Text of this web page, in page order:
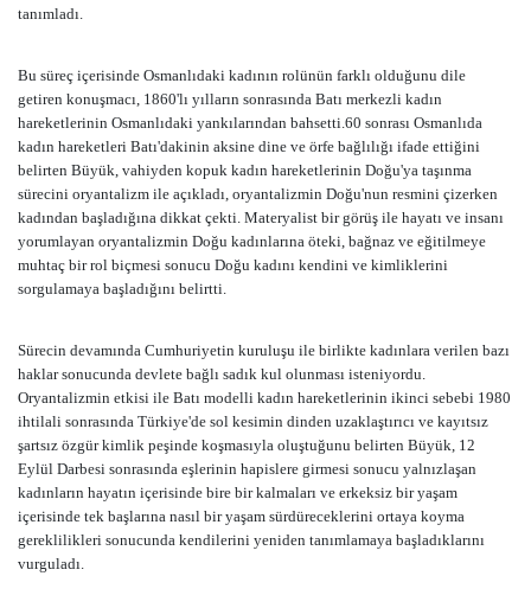
tanımladı.
Bu süreç içerisinde Osmanlıdaki kadının rolünün farklı olduğunu dile
getiren konuşmacı, 1860'lı yılların sonrasında Batı merkezli kadın
hareketlerinin Osmanlıdaki yankılarından bahsetti.60 sonrası Osmanlıda
kadın hareketleri Batı'dakinin aksine dine ve örfe bağlılığı ifade ettiğini
belirten Büyük, vahiyden kopuk kadın hareketlerinin Doğu'ya taşınma
sürecini oryantalizm ile açıkladı, oryantalizmin Doğu'nun resmini çizerken
kadından başladığına dikkat çekti. Materyalist bir görüş ile hayatı ve insanı
yorumlayan oryantalizmin Doğu kadınlarına öteki, bağnaz ve eğitilmeye
muhtaç bir rol biçmesi sonucu Doğu kadını kendini ve kimliklerini
sorgulamaya başladığını belirtti.
Sürecin devamında Cumhuriyetin kuruluşu ile birlikte kadınlara verilen bazı
haklar sonucunda devlete bağlı sadık kul olunması isteniyordu.
Oryantalizmin etkisi ile Batı modelli kadın hareketlerinin ikinci sebebi 1980
ihtilali sonrasında Türkiye'de sol kesimin dinden uzaklaştırıcı ve kayıtsız
şartsız özgür kimlik peşinde koşmasıyla oluştuğunu belirten Büyük, 12
Eylül Darbesi sonrasında eşlerinin hapislere girmesi sonucu yalnızlaşan
kadınların hayatın içerisinde bire bir kalmaları ve erkeksiz bir yaşam
içerisinde tek başlarına nasıl bir yaşam sürdüreceklerini ortaya koyma
gereklilikleri sonucunda kendilerini yeniden tanımlamaya başladıklarını
vurguladı.